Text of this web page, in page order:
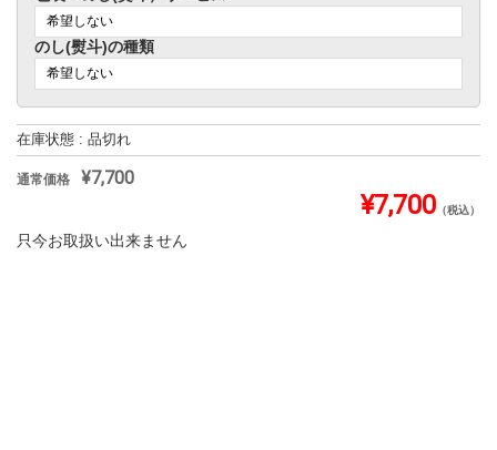
のし(熨斗)の種類
在庫状態 : 品切れ
¥7,700
¥7,700 （税込）
只今お取扱い出来ません